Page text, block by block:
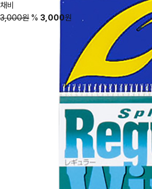
채비
3,000원 % 3,000원